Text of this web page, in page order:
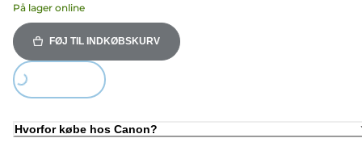
På lager online
FØJ TIL INDKØBSKURV
Loading...
Hvorfor købe hos Canon?